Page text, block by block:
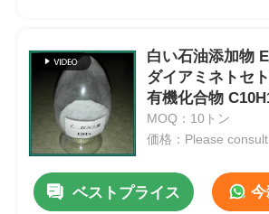
白い石油添加物
ダイアミネトセ
有機化合物
MOQ：10トン
価格：Please
ベストプライス